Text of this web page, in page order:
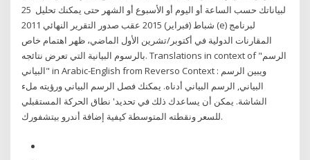
لبياناتك حسب الساعة أو اليوم أو الأسبوع أو الشهر حتى يمكنك تحليل 25
شباط (فبراير) 2015 عقب صدور التقرير النهائي 2011 (e) لبرنامج
المقارنات الدولية في أكتوبر/تشرين الأول الماضي، ظهر اهتمام خاص
بالرسوم البيانية التي تعرض نتائجه. Translations in context of "الرسم
البياني" in Arabic-English from Reverso Context : ويبين الرسم
البياني, الرسم البياني أدناه. يمكنك فصل الرسم البياني ورؤيته ملء
الشاشة. يمكن أن يساعدك ذلك في تحديد' نطاق الحركة المستقبلي
للسعر ونقطته المتوسطة كيفية إضافة أندرو بيتشفورك.